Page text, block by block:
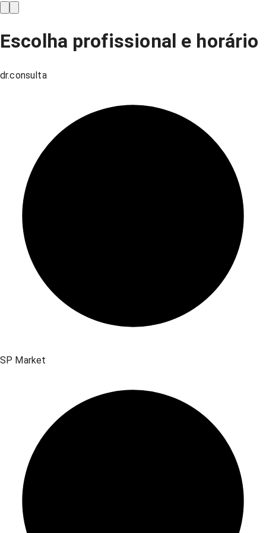
Escolha profissional e horário
dr.consulta
SP Market